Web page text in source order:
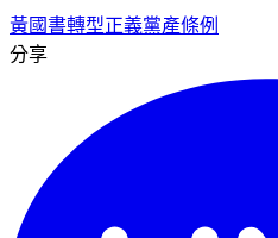
黃國書轉型正義黨產條例
分享